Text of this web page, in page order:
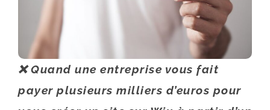
❌ Quand une entreprise vous fait
payer plusieurs milliers d’euros pour